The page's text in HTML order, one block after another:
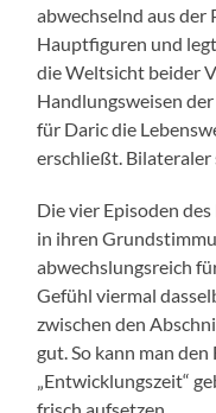
abwechselnd aus der
Hauptfiguren und
die Weltsicht beider
Handlungsweisen
für Daric die
erschließt. Bilateraler
Die vier Episoden
in ihren
abwechslungsreich
Gefühl viermal
zwischen den
gut. So kann man
„Entwicklungszeit“